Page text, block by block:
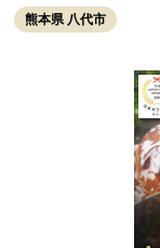
熊本県 八代市